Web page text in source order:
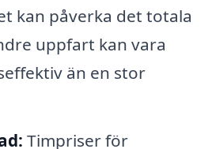
kan påverka det totala
uppfart kan vara
än en stor
Timpriser för